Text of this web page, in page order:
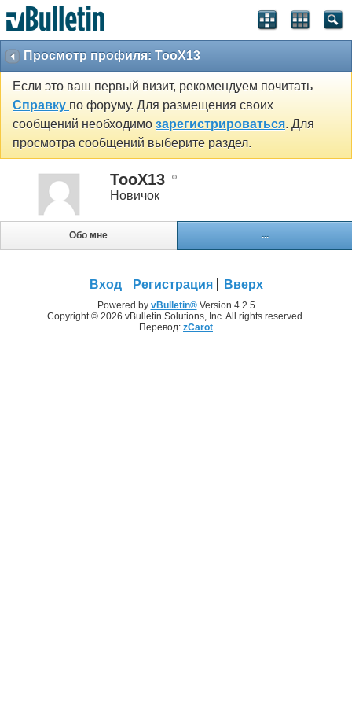
Просмотр профиля: TooX13
Если это ваш первый визит, рекомендуем почитать
Справку по форуму. Для размещения своих
сообщений необходимо зарегистрироваться. Для
просмотра сообщений выберите раздел.
TooX13
Новичок
Обо мне ...
Вход Регистрация Вверх
Powered by vBulletin®Version 4.2.5
Copyright © 2026 vBulletin Solutions, Inc. All rights reserved.
Перевод: zCarot